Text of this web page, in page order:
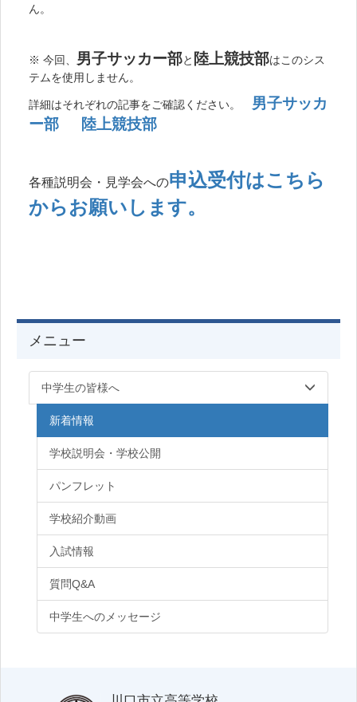
ん。
※ 今回、 男子サッカー部と 陸上競技部はこのシス
テムを使用しません。
詳細はそれぞれの記事をご確認ください。 男子サッカ
ー部
陸上競技部
各種説明会・見学会への申込受付はこちら
からお願いします。
メニュー
中学生の皆様へ
新着情報
学校説明会・学校公開
パンフレット
学校紹介動画
入試情報
質問Q&A
中学生へのメッセージ